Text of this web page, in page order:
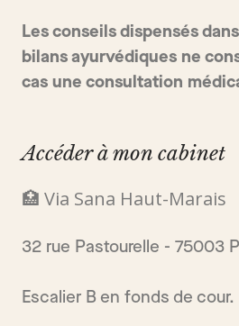
Les conseils dispensés
bilans ayurvédiques ne
cas une consultation
Accéder à mon cabinet
🏥 Via Sana Haut-Marais
32 rue Pastourelle - 75003
Escalier B en fonds de cour.